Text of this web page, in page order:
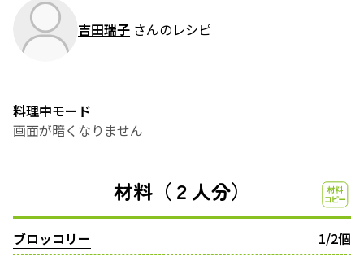
吉田瑞子 さんのレシピ
料理中モード
画面が暗くなりません
材料（２人分）
ブロッコリー
1/2個